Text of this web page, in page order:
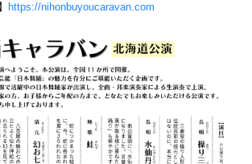
https://nihonbuyoucaravan.com